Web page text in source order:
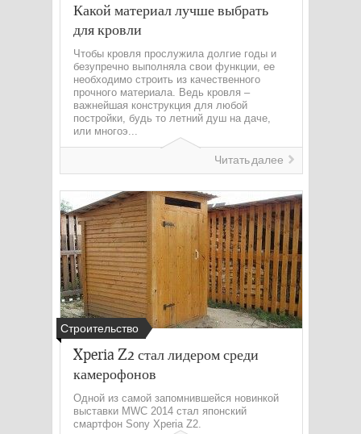
Какой материал лучше выбрать
для кровли
Чтобы кровля прослужила долгие годы и
безупречно выполняла свои функции, ее
необходимо строить из качественного
прочного материала. Ведь кровля –
важнейшая конструкция для любой
постройки, будь то летний душ на даче,
или многоэ...
Читать далее
Строительство
Xperia Z2 стал лидером среди
камерофонов
Одной из самой запомнившейся новинкой
выставки MWC 2014 стал японский
смартфон Sоny Xpеria Z2.